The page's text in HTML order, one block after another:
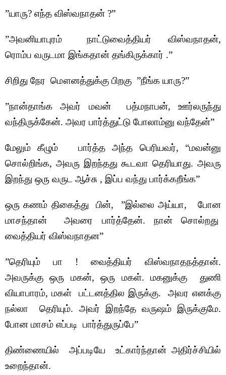
”யாரு? எந்த விஸ்வநாதன் ?”
”அவனியாபுரம் நாட்டுவைத்தியர் விஸ்வநாதன்,
ரொம்ப வருடமா இங்கதான் தங்கிருக்கார் .”
சிறிது நேர மௌனத்துக்கு பிறகு ”நீங்க யாரு?”
”நான்தாங்க அவர் மவன் பத்மநாபன், ஊர்லருந்து
வந்திருக்கேன். அவர பார்த்துட்டு போலாம்னு வந்தேன்”
மேலும் கீழும் பார்த்த அந்த பெரியவர், “மவன்னு
சொல்றிங்க, அவரு இறந்தது கூடவா தெரியாது. அவரு
இறந்து ஒரு வருட ஆச்சு , இப்ப வந்து பார்க்கறீங்க”
ஒரு கணம் திகைத்து பின், ”இல்லை அய்யா, போன
மாசந்தான் அவரை பார்த்தேன். நான் சொல்றது
வைத்தியர் விஸ்வநாதன”
”தெரியும் பா ! வைத்தியர் விஸ்வநாதநத்தான்.
அவருக்கு ஒரு மகன், ஒரு மகள். மகனுக்கு துணி
வியாபாரம், மகள் பட்டனத்தில இருக்கு. அவர எனக்கு
நல்லா தெரியும். அவர் இறந்தே வருஷம் இருக்குமே.
போன மாசம் எப்படி பார்த்துருப்பே”
திண்ணையில் அப்படியே உட்கார்ந்தான் அதிர்ச்சியில்
உறைந்தான்.